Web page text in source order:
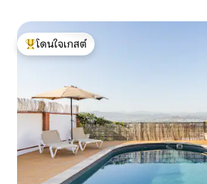
คุณสามารถทำอาหารได้ทุกเมนู มีเตาอบ
ไมโครเวฟ ตู้เย็น ตู้แช่แข็ง เครื่องล้างจาน
เตาไฟฟ้าแบบเหนี่ยวนำ เครื่องซักผ้า/เครื่อ
อบผ้า เครื่องปิ้งขนมปัง เครื่องชงกาแฟเนส
ไม้ ฯลฯ เหมาะอย่างยิ่งสำหรับครอบครัว
คู่รัก และนักเดินทางที่ต้องการเพลิดเพลิน
กับชายหาด อาหาร และไลฟ์สไตล์
เมดิเตอร์เรเนียน ทำเลที่ตั้งดีเยี่ยมในย่า
เป็นที่นิยมที่สุดแห่งหนึ่งของ
ซึ่งขึ้นชื่อเรื่องบรรยากาศที่เป็นสากล มีคว
หลากหลาย และเปิดกว้าง ห้ามจัดปาร์ตี้ ไ
โดนใจเกสต์ที่สุด
โดนใจเกสต์